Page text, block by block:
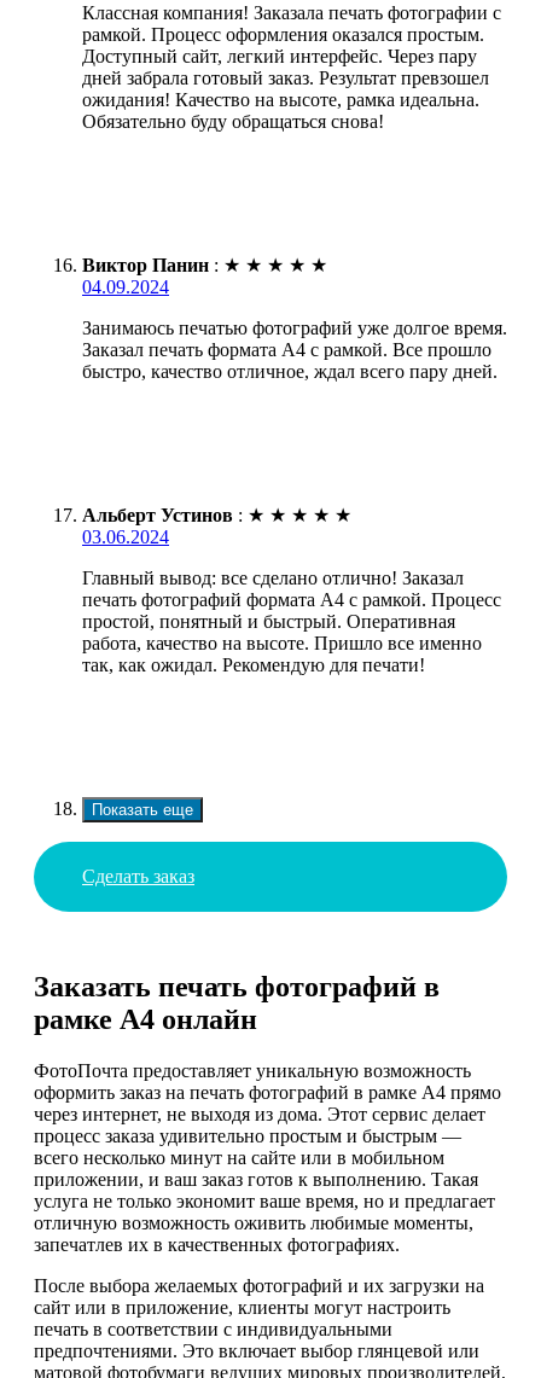
Классная компания! Заказала печать фотографии с
рамкой. Процесс оформления оказался простым.
Доступный сайт, легкий интерфейс. Через пару
дней забрала готовый заказ. Результат превзошел
ожидания! Качество на высоте, рамка идеальна.
Обязательно буду обращаться снова!
Виктор Панин : ★ ★ ★ ★ ★
04.09.2024
Занимаюсь печатью фотографий уже долгое время.
Заказал печать формата А4 с рамкой. Все прошло
быстро, качество отличное, ждал всего пару дней.
Альберт Устинов : ★ ★ ★ ★ ★
03.06.2024
Главный вывод: все сделано отлично! Заказал
печать фотографий формата А4 с рамкой. Процесс
простой, понятный и быстрый. Оперативная
работа, качество на высоте. Пришло все именно
так, как ожидал. Рекомендую для печати!
Показать еще
Сделать заказ
Заказать печать фотографий в
рамке А4 онлайн
ФотоПочта предоставляет уникальную возможность
оформить заказ на печать фотографий в рамке А4 прямо
через интернет, не выходя из дома. Этот сервис делает
процесс заказа удивительно простым и быстрым —
всего несколько минут на сайте или в мобильном
приложении, и ваш заказ готов к выполнению. Такая
услуга не только экономит ваше время, но и предлагает
отличную возможность оживить любимые моменты,
запечатлев их в качественных фотографиях.
После выбора желаемых фотографий и их загрузки на
сайт или в приложение, клиенты могут настроить
печать в соответствии с индивидуальными
предпочтениями. Это включает выбор глянцевой или
матовой фотобумаги ведущих мировых производителей,